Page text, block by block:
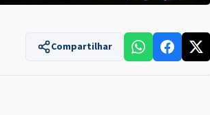
Compartilhar